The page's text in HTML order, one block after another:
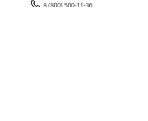
8 (800) 500-11-36